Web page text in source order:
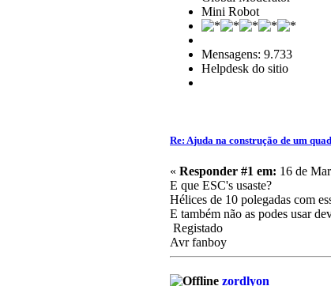
Mini Robot
Mensagens: 9.733
Helpdesk do sitio
Re: Ajuda na construção de um
« Responder #1 em: 16 de
E que ESC's usaste?
Hélices de 10 polegadas com
E também não as podes usar
Registado
Avr fanboy
zordlyon